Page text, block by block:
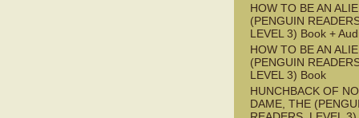
HOW TO BE AN
(PENGUIN
LEVEL 3) Book +
HOW TO BE AN
(PENGUIN
LEVEL 3) Book
HUNCHBACK OF
DAME, THE